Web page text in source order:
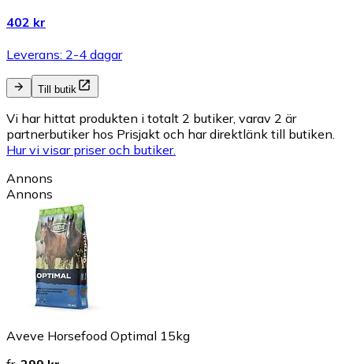
402 kr
Leverans: 2-4 dagar
Till butik
Vi har hittat produkten i totalt 2 butiker, varav 2 är
partnerbutiker hos Prisjakt och har direktlänk till butiken.
Hur vi visar priser och butiker.
Annons
Annons
Aveve Horsefood Optimal 15kg